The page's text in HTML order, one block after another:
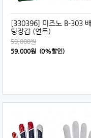
[330396] 미즈노 B-303 배
팅장갑 (연두)
59,000원
59,000원 (0%할인)